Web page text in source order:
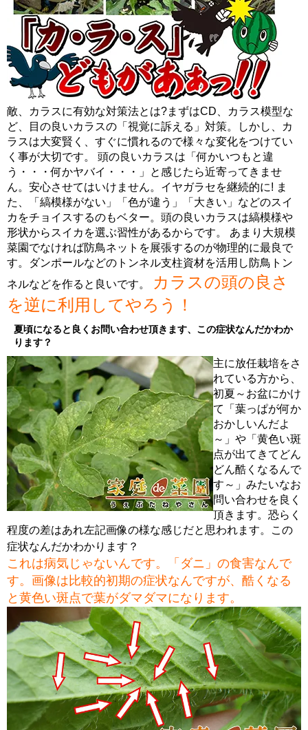
敵、カラスに有効な対策法とは?まずはCD、カラス模型な
ど、目の良いカラスの「視覚に訴える」対策。しかし、カ
ラスは大変賢く、すぐに慣れるので様々な変化をつけてい
く事が大切です。 頭の良いカラスは「何かいつもと違
う・・・何かヤバイ・・・」と感じたら近寄ってきませ
ん。安心させてはいけません。イヤガラセを継続的に! ま
た、「縞模様がない」「色が違う」「大きい」などのスイ
カをチョイスするのもベター。頭の良いカラスは縞模様や
形状からスイカを選ぶ習性があるからです。 あまり大規模
菜園でなければ防鳥ネットを展張するのが物理的に最良で
す。ダンポールなどのトンネル支柱資材を活用し防鳥トン
ネルなどを作ると良いです。
カラスの頭の良さ
を逆に利用してやろう！
夏頃になると良くお問い合わせ頂きます、この症状なんだかわか
ります？
主に放任栽培をさ
れている方から、
初夏～お盆にかけ
て「葉っぱが何か
おかしいんだよ
～」や「黄色い斑
点が出てきてどん
どん酷くなるんで
す～」みたいなお
問い合わせを良く
頂きます。恐らく
程度の差はあれ左記画像の様な感じだと思われます。この
症状なんだかわかります？
これは病気じゃないんです。「ダニ」の食害なんで
す。画像は比較的初期の症状なんですが、酷くなる
と黄色い斑点で葉がダマダマになります。